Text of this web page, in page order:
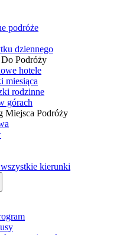
podróże
dziennego
Podróży
hotele
miesiąca
rodzinne
górach
Miejsca Podróży
kierunki